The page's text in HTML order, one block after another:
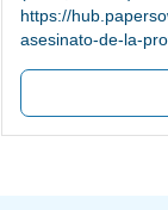
https://
asesinato-de-la-